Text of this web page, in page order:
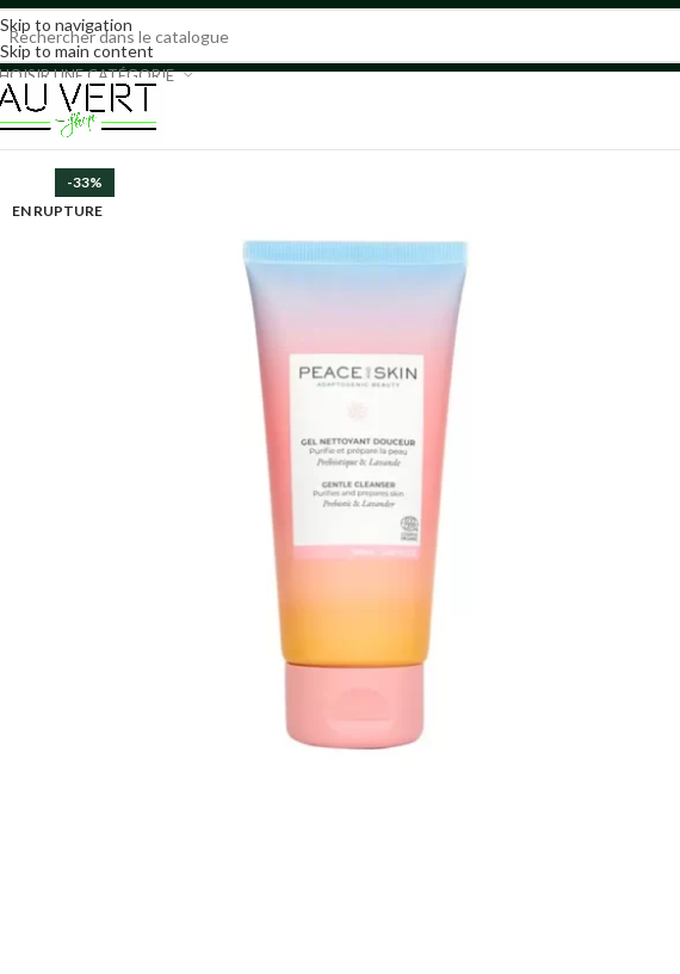
Skip to navigation
Skip to main content
UNE CATÉGORIE
-33%
EN RUPTURE